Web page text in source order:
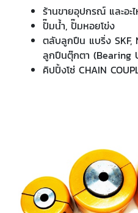
ร้านขายอุปกรณ์ และอะ
ปั๊มน้ำ, ปั๊มหอยโข่ง
ตลับลูกปืน แบริ่ง SKF,
ลูกปืนตุ๊กตา (Bearing
คิปปิ้งโซ่ CHAIN